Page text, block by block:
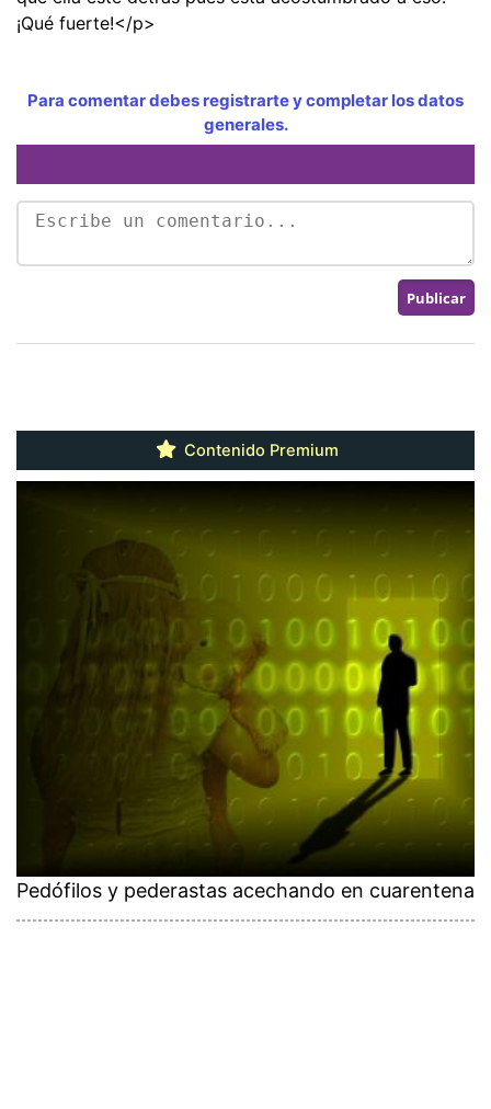
¡Qué fuerte!</p>
Para comentar debes registrarte y completar los datos
generales.
Contenido Premium
Pedófilos y pederastas acechando en cuarentena